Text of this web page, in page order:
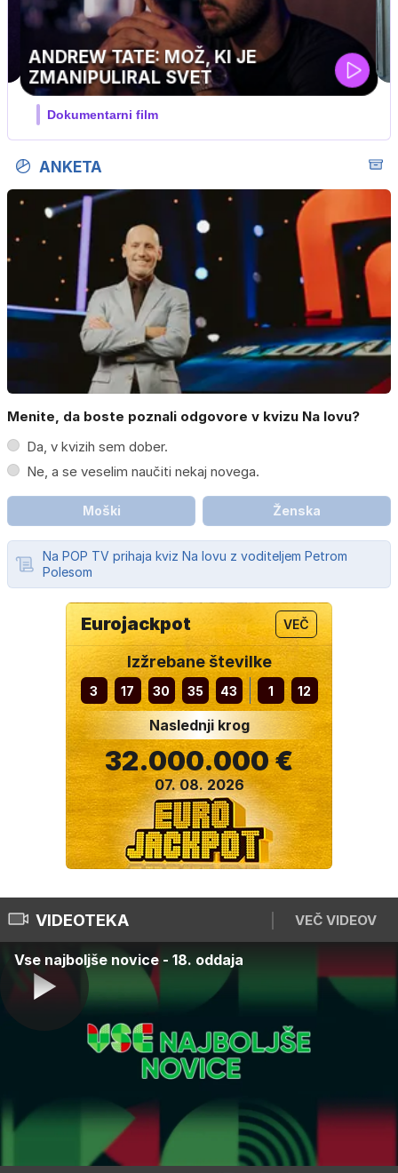
ANKETA
Menite, da boste poznali odgovore v kvizu Na lovu?
Da, v kvizih sem dober.
Ne, a se veselim naučiti nekaj novega.
Moški Ženska
Na POP TV prihaja kviz Na lovu z voditeljem Petrom
Polesom
Eurojackpot VEČ
Izžrebane številke
3 17 30 35 43 1 12
Naslednji krog
32.000.000 €
07. 08. 2026
VIDEOTEKA VEČ VIDEOV
Vse najboljše novice - 18. oddaja